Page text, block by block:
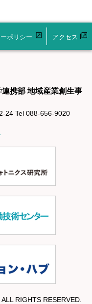
ポリシー アクセス
携部 地域産業創生事
24 Tel 088-656-9020
RIGHTS RESERVED.